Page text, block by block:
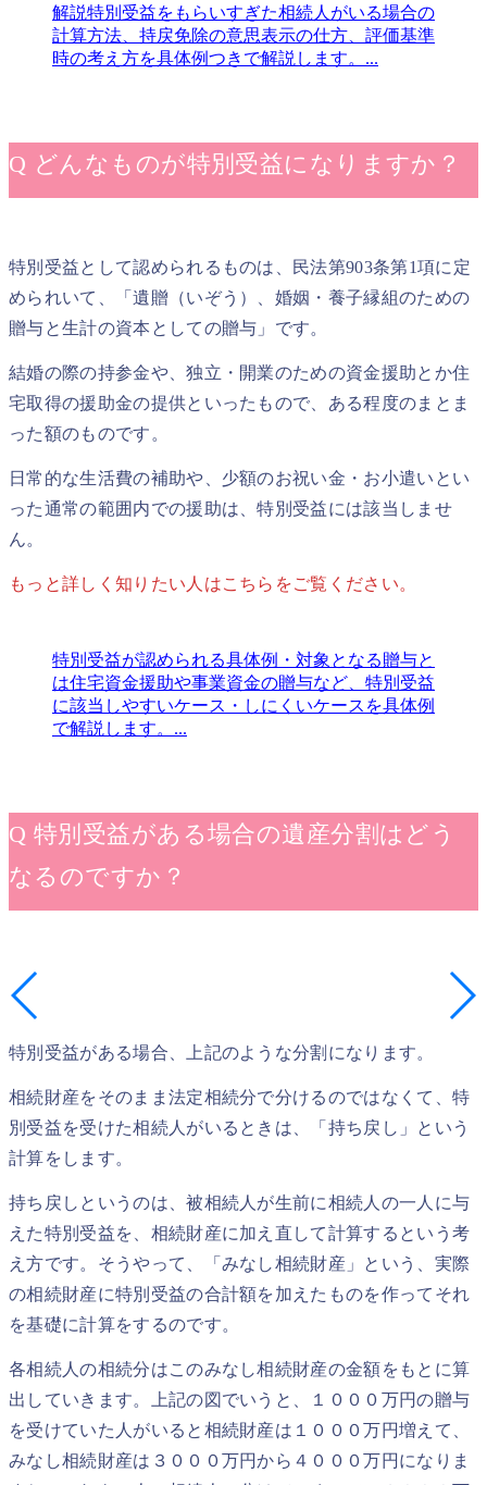
解説特別受益をもらいすぎた相続人がいる場合の
計算方法、持戻免除の意思表示の仕方、評価基準
時の考え方を具体例つきで解説します。...
Q どんなものが特別受益になりますか？
特別受益として認められるものは、民法第903条第1項に定
められいて、「遺贈（いぞう）、婚姻・養子縁組のための
贈与と生計の資本としての贈与」です。
結婚の際の持参金や、独立・開業のための資金援助とか住
宅取得の援助金の提供といったもので、ある程度のまとま
った額のものです。
日常的な生活費の補助や、少額のお祝い金・お小遣いとい
った通常の範囲内での援助は、特別受益には該当しませ
ん。
もっと詳しく知りたい人はこちらをご覧ください。
特別受益が認められる具体例・対象となる贈与と
は住宅資金援助や事業資金の贈与など、特別受益
に該当しやすいケース・しにくいケースを具体例
で解説します。...
Q 特別受益がある場合の遺産分割はどう
なるのですか？
特別受益がある場合、上記のような分割になります。
相続財産をそのまま法定相続分で分けるのではなくて、特
別受益を受けた相続人がいるときは、「持ち戻し」という
計算をします。
持ち戻しというのは、被相続人が生前に相続人の一人に与
えた特別受益を、相続財産に加え直して計算するという考
え方です。そうやって、「みなし相続財産」という、実際
の相続財産に特別受益の合計額を加えたものを作ってそれ
を基礎に計算をするのです。
各相続人の相続分はこのみなし相続財産の金額をもとに算
出していきます。上記の図でいうと、１０００万円の贈与
を受けていた人がいると相続財産は１０００万円増えて、
みなし相続財産は３０００万円から４０００万円になりま